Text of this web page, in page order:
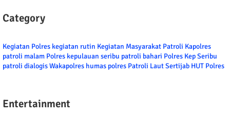
Category
Kegiatan Polres kegiatan rutin Kegiatan Masyarakat Patroli Kapolres
patroli malam Polres kepulauan seribu patroli bahari Polres Kep Seribu
patroli dialogisWakapolres humas polres Patroli LautSertijab HUT Polres
Entertainment